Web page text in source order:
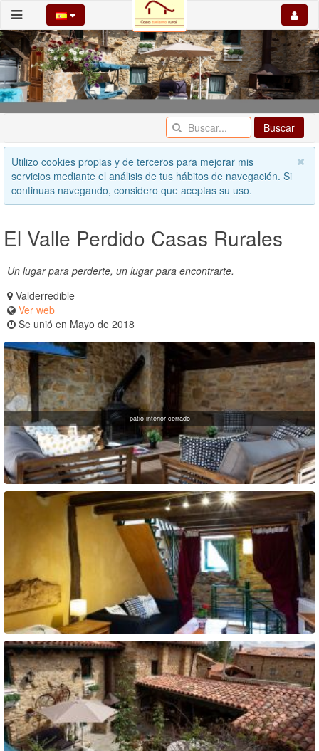
Buscar
Utilizo cookies propias y de terceros para mejorar mis
servicios mediante el análisis de tus hábitos de navegación. Si
continuas navegando, considero que aceptas su uso.
El Valle Perdido Casas Rurales
Un lugar para perderte, un lugar para encontrarte.
Valderredible
Ver web
Se unió en Mayo de 2018
patio interior cerrado